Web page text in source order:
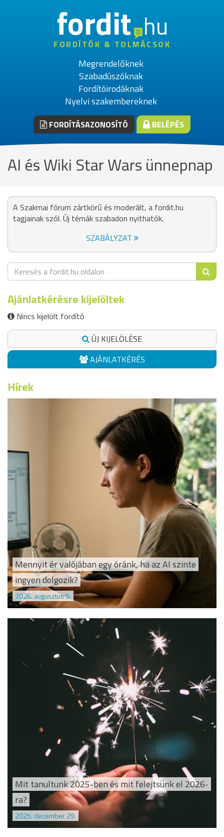
fordithu
FORDÍTÓK & TOLMÁCSOK
Megrendelőknek
Szabadúszóknak
Fordítóirodáknak
Nyelvi szakembereknek
FORDÍTÁSAZONOSÍTÓ BELÉPÉS
AI és Wiki Star Wars ünnepnap
A Szakmai fórum zártkörű és moderált, a fordit.hu
tagjainak szól. Új témák szabadon nyithatók.
SZABÁLYZAT
Ajánlatkérésre kijelöltek
Nincs kijelölt fordító
ÚJ KIJELÖLÉSE
AJÁNLATKÉRÉS
Hírek
Mennyit ér valójában egy óránk, ha az AI szinte
ingyen dolgozik?
2026. augusztus 5.
Mit tanultunk 2025-ben és mit felejtsünk el 2026-
ra?
2025. december 29.